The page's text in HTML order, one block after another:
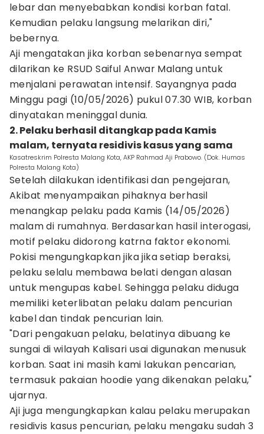
lebar dan menyebabkan kondisi korban fatal.
Kemudian pelaku langsung melarikan diri,"
bebernya.
Aji mengatakan jika korban sebenarnya sempat
dilarikan ke RSUD Saiful Anwar Malang untuk
menjalani perawatan intensif. Sayangnya pada
Minggu pagi (10/05/2026) pukul 07.30 WIB, korban
dinyatakan meninggal dunia.
2. Pelaku berhasil ditangkap pada Kamis
malam, ternyata residivis kasus yang sama
Kasatreskrim Polresta Malang Kota, AKP Rahmad Aji Prabowo. (Dok. Humas
Polresta Malang Kota)
Setelah dilakukan identifikasi dan pengejaran,
Akibat menyampaikan pihaknya berhasil
menangkap pelaku pada Kamis (14/05/2026)
malam di rumahnya. Berdasarkan hasil interogasi,
motif pelaku didorong katrna faktor ekonomi.
Pokisi mengungkapkan jika jika setiap beraksi,
pelaku selalu membawa belati dengan alasan
untuk mengupas kabel. Sehingga pelaku diduga
memiliki keterlibatan pelaku dalam pencurian
kabel dan tindak pencurian lain.
"Dari pengakuan pelaku, belatinya dibuang ke
sungai di wilayah Kalisari usai digunakan menusuk
korban. Saat ini masih kami lakukan pencarian,
termasuk pakaian hoodie yang dikenakan pelaku,"
ujarnya.
Aji juga mengungkapkan kalau pelaku merupakan
residivis kasus pencurian, pelaku mengaku sudah 3